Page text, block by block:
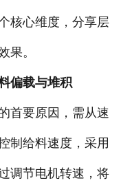
核心维度，分享层
果。
偏载与堆积
要原因，需从速
制给料速度，采用
调节电机转速，将